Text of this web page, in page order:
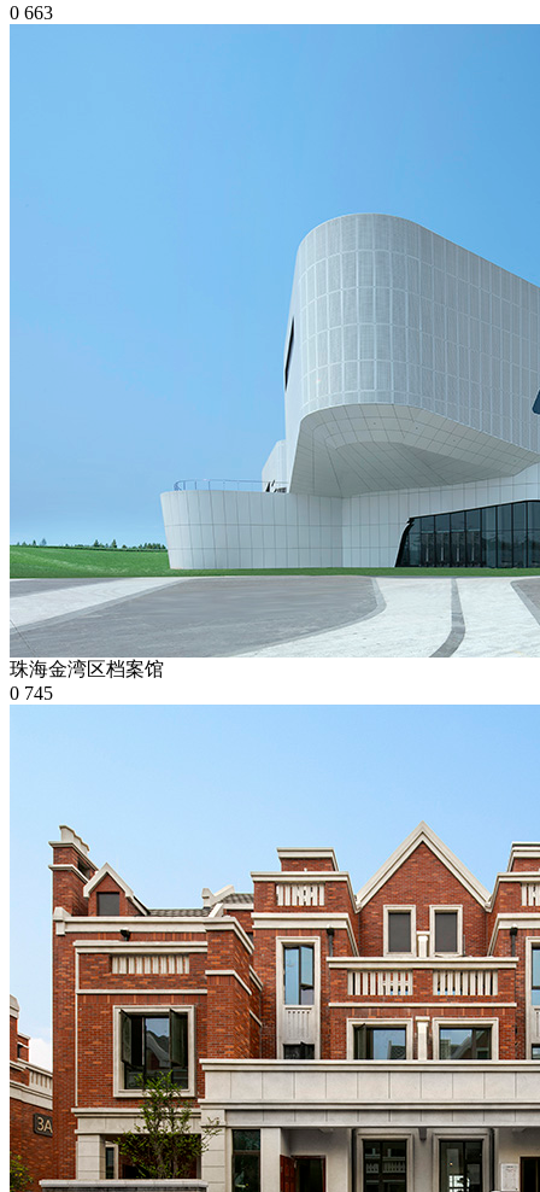
0 663
珠海金湾区档案馆
0 745